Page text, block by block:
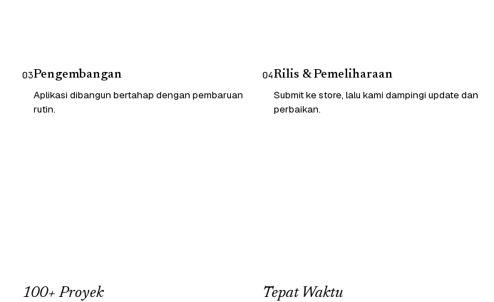
03Pengembangan
Aplikasi dibangun bertahap dengan pembaruan
rutin.
04Rilis & Pemeliharaan
Submit ke store, lalu kami dampingi update dan
perbaikan.
100+ Proyek Tepat Waktu